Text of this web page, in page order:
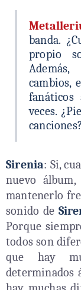
banda.
propio
cambios,
veces.
canciones?
Sirenia: Si,
nuevo
mantenerlo
sonido de
Porque
todos son
que hay
determinados